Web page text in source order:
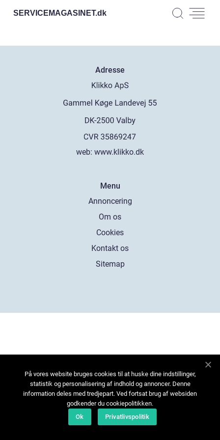
SERVICEMAGASINET.dk
Adresse
web: www.klikko.dk
Menu
Annoncering
Om os
Cookies
Kontakt os
Sitemap
På vores website bruges cookies til at huske dine indstillinger,
statistik og personalisering af indhold og annoncer. Denne
information deles med tredjepart. Ved fortsat brug af websiden
godkender du cookiepolitikken.
Ok
Privatlivspolitik